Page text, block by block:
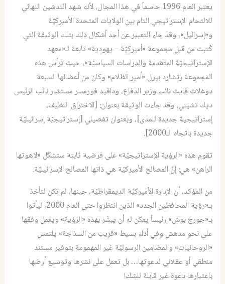
يعتبر العام 1996 حاسماً في هذا المجال، لأنه شهد التدشين النهائي
للالتحام الإستراتيجي التام بين الولايات المتحدة الأميركيّة
و«إسرائيل»، وقد جاء التعبير عن أحد أشكال ذلك بتلك الوثيقة التي
كُتبت من قبل مجموعة «أميركيّة – يهودية» تابعة لـ«معهد
الإستراتيجيّة المتقدمة والدراسات السياسيّة»، حيث ترأس هذه
المجموعة رتشارد بيرل «أمير الظلام» وكان من أعضائها السبعة
دوغلاث فايث نائب وزير الدفاع، ودافيد فورمسر مستشار نائب الرئيس
ديك تشيني، وقد جاءت الوثيقة بعنوان: [الاختراق النظيف،
إستراتيجية جديدة للمدى]، وبعنوان تفصيلي [إستراتيجيّة إسرائيليّة
جديدة باتجاه الـ2000].
تقوم هذه «الرؤية الإستراتيجيّة» على فرضية ثابتة ستشكّل «لاهوتها
الراهن» هي: إنَّ المصالح الأميركيّة هي ذاتها المصالح الإسرائيليّة.
من المؤكد، أن الإدارة الأميركيّة الديمقراطيّة، حينها، لم تكن لتأخذ
بـ«رؤية المحافظين الجدد» الذين انتظروا حتى العام 2000، ليأتوا
بـ«جورج بوش» رئيساً يمكن له أن يبشّر بهذه «الرؤية» ويعمل وفقها
على نحو مدهش وفي أداء بسيط «قريب من السذاجة» يلتمس
«الروحانيات» والمضامين الرسوليّة غير المهمومة بتوفير مستند
منطقي أو عقلاني لدعوتها… بل تعمل على نشرها وتوسيع أرضها
باعتبارها دعوة غير قابلة للشك!